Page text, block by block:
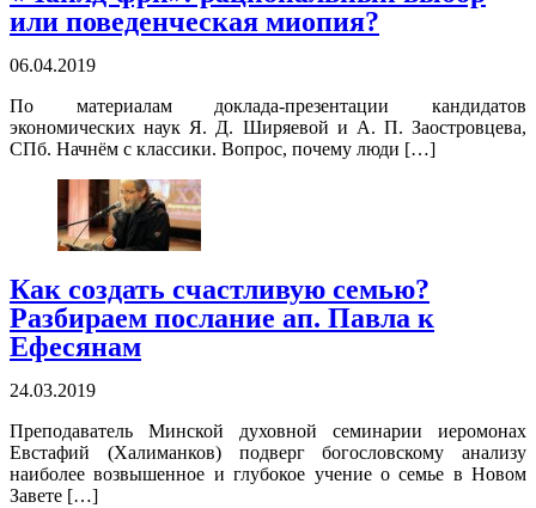
или поведенческая миопия?
06.04.2019
По материалам доклада-презентации кандидатов
экономических наук Я. Д. Ширяевой и А. П. Заостровцева,
СПб. Начнём с классики. Вопрос, почему люди […]
Как создать счастливую семью?
Разбираем послание ап. Павла к
Ефесянам
24.03.2019
Преподаватель Минской духовной семинарии иеромонах
Евстафий (Халиманков) подверг богословскому анализу
наиболее возвышенное и глубокое учение о семье в Новом
Завете […]